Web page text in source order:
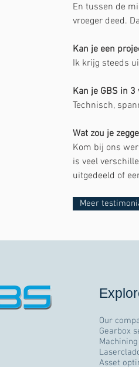
En tussen de
vroeger deed.
Kan je een
Ik krijg steeds
Kan je GBS in
Technisch,
Wat zou je
Kom bij ons
is veel
uitgedeeld of
Meer
Our
Gearbox
Asset